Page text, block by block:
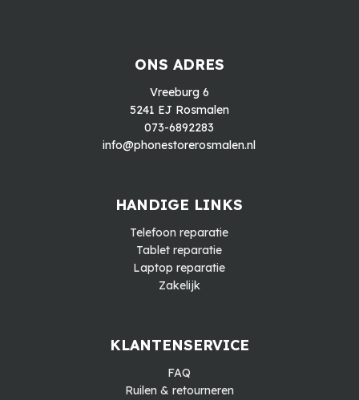
ONS ADRES
Vreeburg 6
5241 EJ Rosmalen
073-6892283
info@phonestorerosmalen.nl
HANDIGE LINKS
Telefoon reparatie
Tablet reparatie
Laptop reparatie
Zakelijk
KLANTENSERVICE
FAQ
Ruilen & retourneren